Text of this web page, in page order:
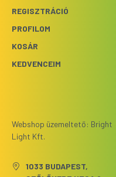
REGISZTRÁCIÓ
PROFILOM
KOSÁR
KEDVENCEIM
Webshop üzemeltető: Bright
Light Kft.
1033 BUDAPEST,